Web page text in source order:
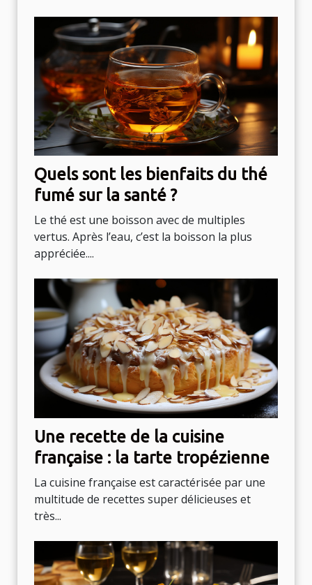
Quels sont les bienfaits du thé
fumé sur la santé ?
Le thé est une boisson avec de multiples
vertus. Après l’eau, c’est la boisson la plus
appréciée....
Une recette de la cuisine
française : la tarte tropézienne
La cuisine française est caractérisée par une
multitude de recettes super délicieuses et
très...